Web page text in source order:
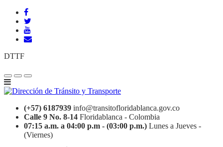
DTTF
(+57) 6187939 info@transitofloridablanca.gov.co
Calle 9 No. 8-14 Floridablanca - Colombia
07:15 a.m. a 04:00 p.m - (03:00 p.m.) Lunes a Jueves -
(Viernes)